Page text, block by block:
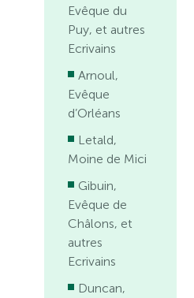
Evêque du
Puy, et autres
Ecrivains
Arnoul,
Evêque
d’Orléans
Letald,
Moine de Mici
Gibuin,
Evêque de
Châlons, et
autres
Ecrivains
Duncan,